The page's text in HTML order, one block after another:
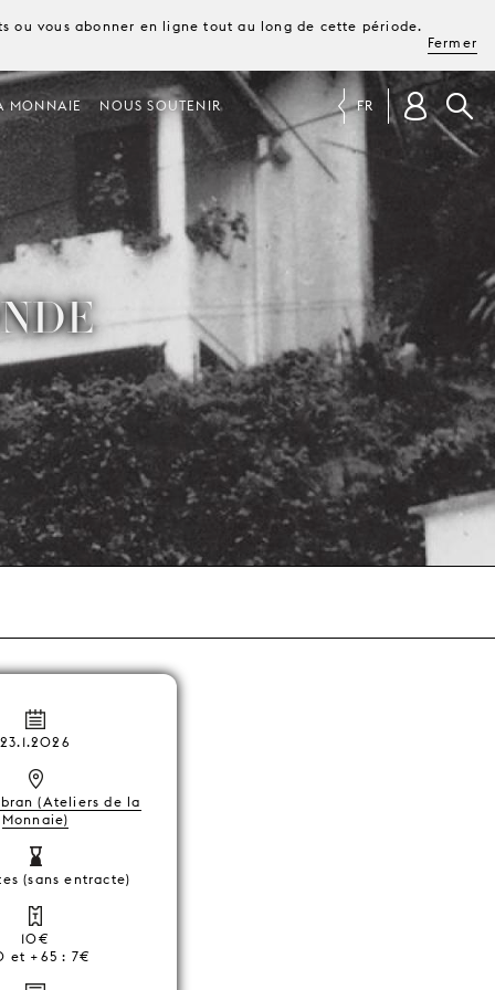
ou vous abonner en ligne tout au long de cette période.
Fermer
MONNAIE NOUS SOUTENIR FR
23.1.2026
(Ateliers de la
Monnaie)
(sans entracte)
10€
et +65 : 7€